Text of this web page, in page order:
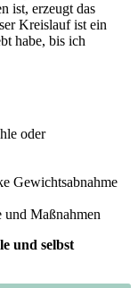
ist, erzeugt das
Kreislauf ist‌ ein
habe, bis ich
oder
Gewichtsabnahme
und Maßnahmen
und selbst